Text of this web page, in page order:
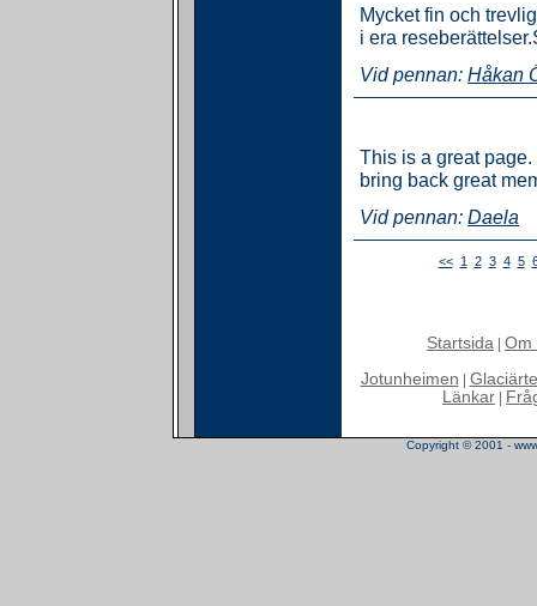
Mycket fin och
i era
Vid pennan: Håkan
This is a great
bring back great
Vid pennan: Daela
<< 1 2 3 4 5
Startsida Om
Jotunheimen
Länkar
Copyright © 2001 -